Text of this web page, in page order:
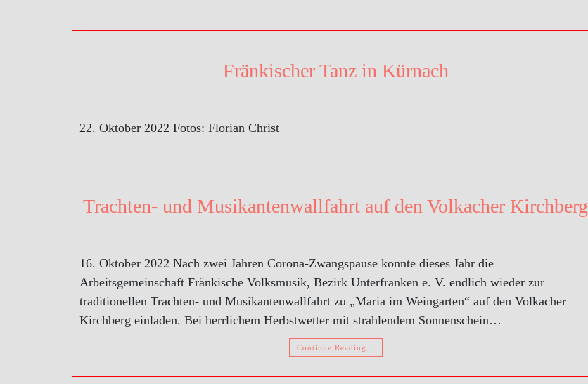
Fränkischer Tanz in Kürnach
22. Oktober 2022 Fotos: Florian Christ
Trachten- und Musikantenwallfahrt auf den Volkacher Kirchberg
16. Oktober 2022 Nach zwei Jahren Corona-Zwangspause konnte dieses Jahr die
Arbeitsgemeinschaft Fränkische Volksmusik, Bezirk Unterfranken e. V. endlich wieder zur
traditionellen Trachten- und Musikantenwallfahrt zu „Maria im Weingarten“ auf den Volkacher
Kirchberg einladen. Bei herrlichem Herbstwetter mit strahlendem Sonnenschein…
Continue Reading…